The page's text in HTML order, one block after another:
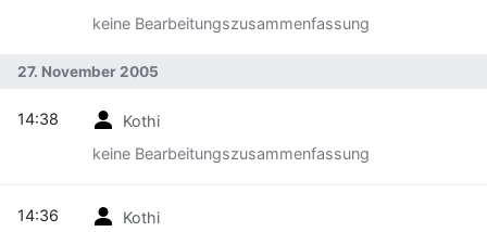
keine Bearbeitungszusammenfassung
27. November 2005
Kothi
keine Bearbeitungszusammenfassung
14:38
Kothi
14:36